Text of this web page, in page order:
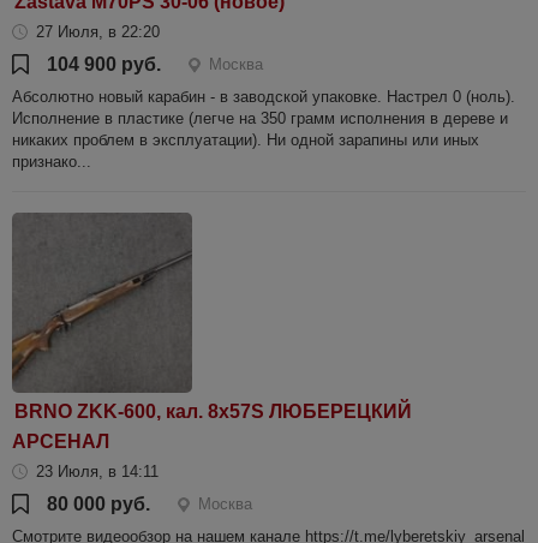
27 Июля, в 22:20
104 900 руб.
Москва
Абсолютно новый карабин - в заводской упаковке. Настрел 0 (ноль).
Исполнение в пластике (легче на 350 грамм исполнения в дереве и
никаких проблем в эксплуатации). Ни одной зарапины или иных
признако...
BRNO ZKK-600, кал. 8x57S ЛЮБЕРЕЦКИЙ
АРСЕНАЛ
23 Июля, в 14:11
80 000 руб.
Москва
Смотрите видеообзор на нашем канале https://t.me/lyberetskiy_arsenal